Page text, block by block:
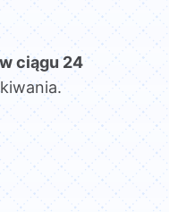
ciągu 24